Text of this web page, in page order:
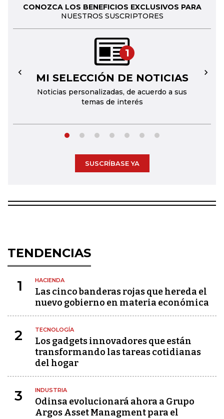
CONOZCA LOS BENEFICIOS EXCLUSIVOS PARA
NUESTROS SUSCRIPTORES
1
MI SELECCIÓN DE NOTICIAS
Noticias personalizadas, de acuerdo a sus
temas de interés
← →
SUSCRÍBASE YA
TENDENCIAS
1 HACIENDA
Las cinco banderas rojas que hereda el
nuevo gobierno en materia económica
2 TECNOLOGÍA
Los gadgets innovadores que están
transformando las tareas cotidianas
del hogar
3 INDUSTRIA
Odinsa evolucionará ahora a Grupo
Argos Asset Managment para el